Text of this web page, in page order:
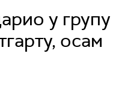
у групу
осам